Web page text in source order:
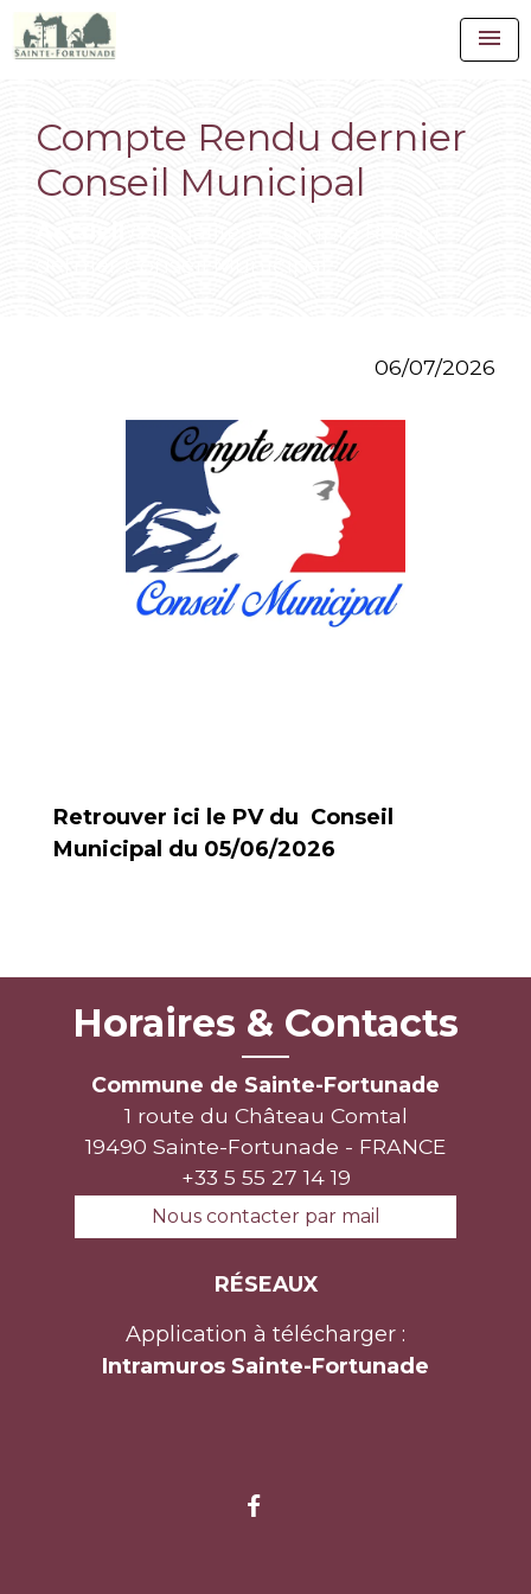
menu
Compte Rendu dernier
Conseil Municipal
06/07/2026
Retrouver ici le PV du Conseil
Municipal du 05/06/2026
Horaires & Contacts
Commune de Sainte-Fortunade
1 route du Château Comtal
19490 Sainte-Fortunade - FRANCE
+33 5 55 27 14 19
Nous contacter par mail
RÉSEAUX
Application à télécharger :
Intramuros Sainte-Fortunade